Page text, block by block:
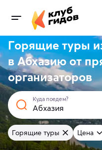
Горящие туры
в Абхазию от
организаторов
Куда поедем?
Горящие туры Цена